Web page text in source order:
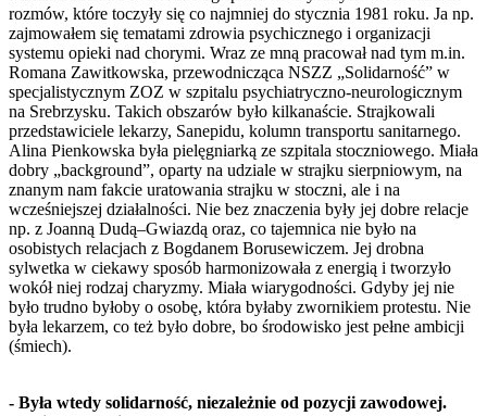
rozmów, które toczyły się co najmniej do stycznia 1981 roku. Ja np.
zajmowałem się tematami zdrowia psychicznego i organizacji
systemu opieki nad chorymi. Wraz ze mną pracował nad tym m.in.
Romana Zawitkowska, przewodnicząca NSZZ „Solidarność” w
specjalistycznym ZOZ w szpitalu psychiatryczno-neurologicznym
na Srebrzysku. Takich obszarów było kilkanaście. Strajkowali
przedstawiciele lekarzy, Sanepidu, kolumn transportu sanitarnego.
Alina Pienkowska była pielęgniarką ze szpitala stoczniowego. Miała
dobry „background”, oparty na udziale w strajku sierpniowym, na
znanym nam fakcie uratowania strajku w stoczni, ale i na
wcześniejszej działalności. Nie bez znaczenia były jej dobre relacje
np. z Joanną Dudą–Gwiazdą oraz, co tajemnica nie było na
osobistych relacjach z Bogdanem Borusewiczem. Jej drobna
sylwetka w ciekawy sposób harmonizowała z energią i tworzyło
wokół niej rodzaj charyzmy. Miała wiarygodności. Gdyby jej nie
było trudno byłoby o osobę, która byłaby zwornikiem protestu. Nie
była lekarzem, co też było dobre, bo środowisko jest pełne ambicji
(śmiech).
- Była wtedy solidarność, niezależnie od pozycji zawodowej.